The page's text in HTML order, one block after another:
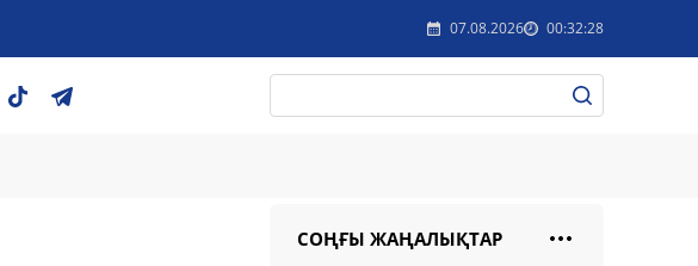
07.08.2026 00:32:28
СОҢҒЫ ЖАҢАЛЫҚТАР